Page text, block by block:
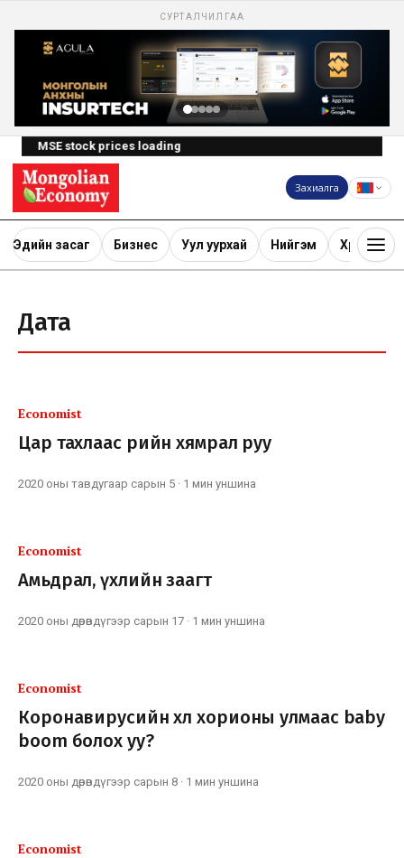
СУРТАЛЧИЛГАА
MSE stock prices loading
Захиалга
Эдийн засаг Бизнес Уул уурхай Нийгэм Хөрөнгө
Дата
Economist
Цар тахлаас өрийн хямрал руу
2020 оны тавдугаар сарын 5 · 1 мин уншина
Economist
Амьдрал, үхлийн заагт
2020 оны дөрөвдүгээр сарын 17 · 1 мин уншина
Economist
Коронавирусийн хөл хорионы улмаас baby
boom болох уу?
2020 оны дөрөвдүгээр сарын 8 · 1 мин уншина
Economist